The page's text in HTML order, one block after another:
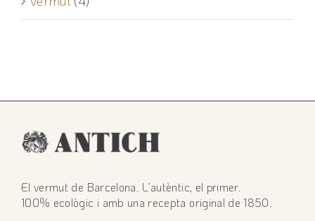
El vermut de Barcelona. L’autèntic, el primer.
100% ecològic i amb una recepta original de 1850.